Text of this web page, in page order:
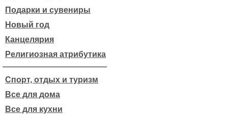
Подарки и сувениры
Новый год
Канцелярия
Религиозная атрибутика
Спорт, отдых и туризм
Все для дома
Все для кухни